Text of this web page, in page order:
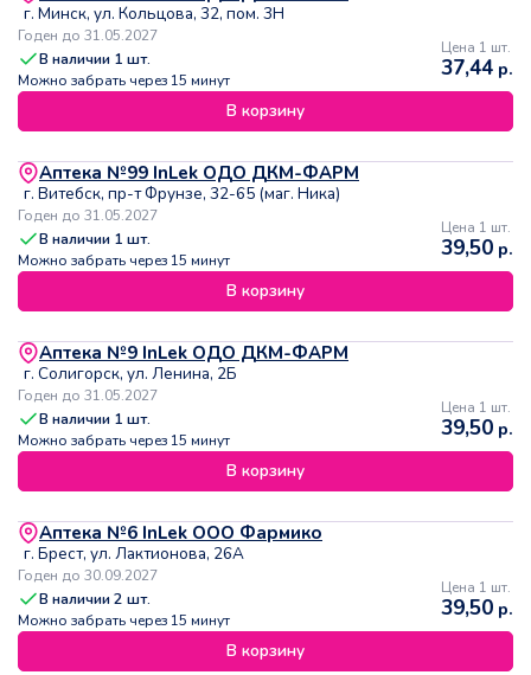
г. Минск, ул. Кольцова, 32, пом. 3Н
Годен до 31.05.2027
В наличии 1 шт.
Можно забрать через 15 минут
Цена 1 шт.
37,44 р.
В корзину
Аптека №99 InLek ОДО ДКМ-ФАРМ
г. Витебск, пр-т Фрунзе, 32-65 (маг. Ника)
Годен до 31.05.2027
В наличии 1 шт.
Можно забрать через 15 минут
Цена 1 шт.
39,50 р.
В корзину
Аптека №9 InLek ОДО ДКМ-ФАРМ
г. Солигорск, ул. Ленина, 2Б
Годен до 31.05.2027
В наличии 1 шт.
Можно забрать через 15 минут
Цена 1 шт.
39,50 р.
В корзину
Аптека №6 InLek ООО Фармико
г. Брест, ул. Лактионова, 26А
Годен до 30.09.2027
В наличии2 шт.
Можно забрать через 15 минут
Цена 1 шт.
39,50 р.
В корзину